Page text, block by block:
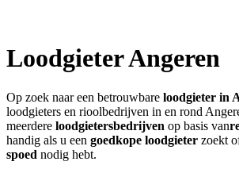
LoodgieterAngeren
Op zoek naar een betrouwbare loodgieter in
loodgieters en rioolbedrijven in en rond
meerdere loodgietersbedrijven op basis van
handig als u een goedkope loodgieter zoekt
spoed nodig hebt.